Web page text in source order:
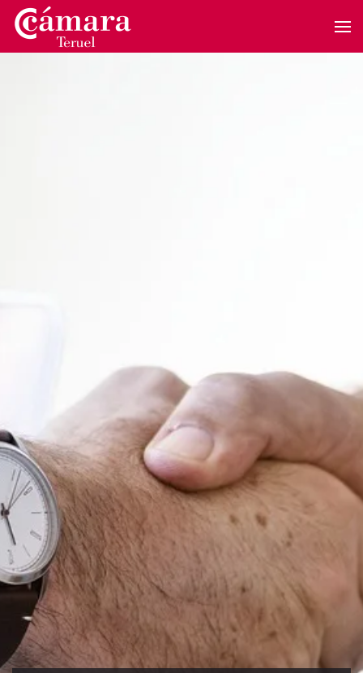
Skip to main content